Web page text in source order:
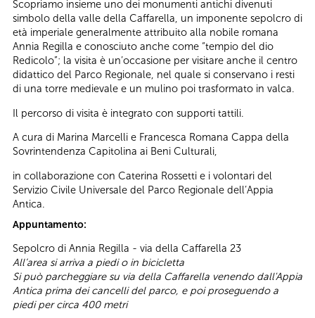
Scopriamo insieme uno dei monumenti antichi divenuti
simbolo della valle della Caffarella, un imponente sepolcro di
età imperiale generalmente attribuito alla nobile romana
Annia Regilla e conosciuto anche come “tempio del dio
Redicolo”; la visita è un’occasione per visitare anche il centro
didattico del Parco Regionale, nel quale si conservano i resti
di una torre medievale e un mulino poi trasformato in valca.
Il percorso di visita è integrato con supporti tattili.
A cura di Marina Marcelli e Francesca Romana Cappa della
Sovrintendenza Capitolina ai Beni Culturali,
in collaborazione con Caterina Rossetti e i volontari del
Servizio Civile Universale del Parco Regionale dell’Appia
Antica.
Appuntamento:
Sepolcro di Annia Regilla - via della Caffarella 23
All’area si arriva a piedi o in bicicletta
Si può parcheggiare su via della Caffarella venendo dall'Appia
Antica prima dei cancelli del parco, e poi proseguendo a
piedi per circa 400 metri